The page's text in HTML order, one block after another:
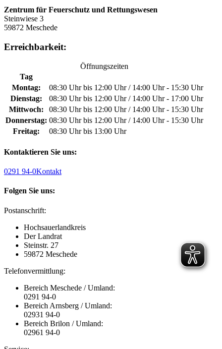
Zentrum für Feuerschutz und Rettungswesen
Steinwiese 3
59872 Meschede
Erreichbarkeit:
Öffnungszeiten
Tag
Montag:
08:30 Uhr bis 12:00 Uhr / 14:00 Uhr - 15:30 Uhr
Dienstag:
08:30 Uhr bis 12:00 Uhr / 14:00 Uhr - 17:00 Uhr
Mittwoch:
08:30 Uhr bis 12:00 Uhr / 14:00 Uhr - 15:30 Uhr
Donnerstag: 08:30 Uhr bis 12:00 Uhr / 14:00 Uhr - 15:30 Uhr
Freitag:
08:30 Uhr bis 13:00 Uhr
Kontaktieren Sie uns:
0291 94-0Kontakt
Folgen Sie uns:
Postanschrift:
Hochsauerlandkreis
Der Landrat
Steinstr. 27
59872 Meschede
Telefonvermittlung:
Bereich Meschede / Umland:
0291 94-0
Bereich Arnsberg / Umland:
02931 94-0
Bereich Brilon / Umland:
02961 94-0